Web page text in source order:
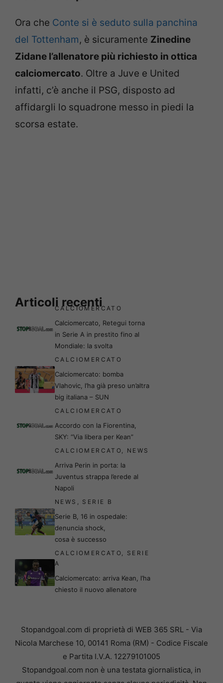
Ora che Conte si è seduto sulla panchina
del Tottenham, è sicuramente Zinedine
Zidane l’allenatore più richiesto in ottica
calciomercato. Oltre a Juve e United
infatti, c’è anche il PSG, disposto ad
affidargli lo squadrone messo in piedi la
scorsa estate.
Articoli recenti
CALCIOMERCATO
Calciomercato, Retegui torna
in Serie A in prestito fino al
Mondiale: la svolta
CALCIOMERCATO
Calciomercato: bomba
Vlahovic, l’ha già preso un’altra
big italiana – SUN
CALCIOMERCATO
Accordo con la Fiorentina,
SKY: “Via libera per Kean”
CALCIOMERCATO NEWS
Arriva Perin in porta: la
Juventus strappa l’erede al
Napoli
NEWS SERIE B
Serie B, 16 in ospedale:
denuncia shock,
cosa è successo
CALCIOMERCATO
SERIE
A
Calciomercato: arriva Kean, l’ha
chiesto il nuovo allenatore
Stopandgoal.com di proprietà di WEB 365 SRL - Via
Nicola Marchese 10, 00141 Roma (RM) - Codice Fiscale
e Partita I.V.A. 12279101005
Stopandgoal.com non è una testata giornalistica, in